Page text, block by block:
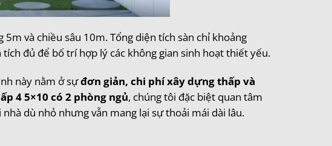
và chiều sâu 10m. Tổng diện tích sàn chỉ khoảng
đủ để bố trí hợp lý các không gian sinh hoạt thiết yếu.
này nằm ở sựđơn giản, chi phí xây dựng thấp và
4 5×10 có 2 phòng ngủ, chúng tôi đặc biệt quan tâm
dù nhỏ nhưng vẫn mang lại sự thoải mái dài lâu.